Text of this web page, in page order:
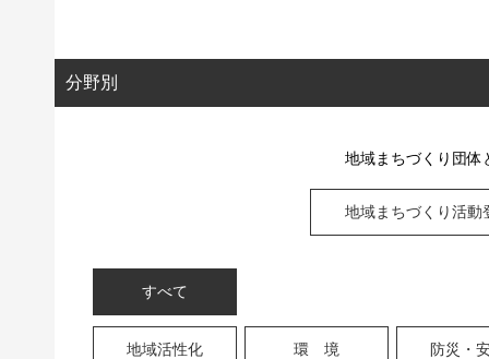
分野別
地域まちづくり団体
地域まちづくり活動
すべて
地域活性化 環 境 防災・